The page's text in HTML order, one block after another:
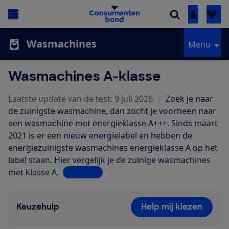
Inloggen
Wasmachines Menu
Wasmachines A-klasse
Laatste update van de test: 9 juli 2026 | Zoek je naar
de zuinigste wasmachine, dan zocht je voorheen naar
een wasmachine met energieklasse A+++. Sinds maart
2021 is er een nieuw energielabel en hebben de
energiezuinigste wasmachines energieklasse A op het
label staan. Hier vergelijk je de zuinige wasmachines
met klasse A. Lees meer
Keuzehulp Help mij kiezen